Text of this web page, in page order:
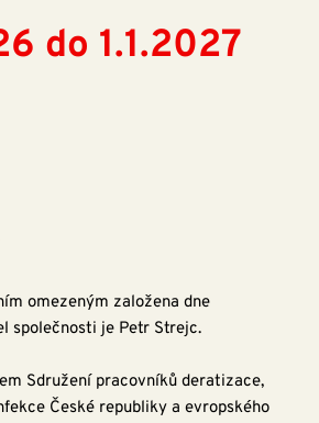
do 1.1.2027
omezeným založena dne
společnosti je Petr Strejc.
Sdružení pracovníků deratizace,
České republiky a evropského